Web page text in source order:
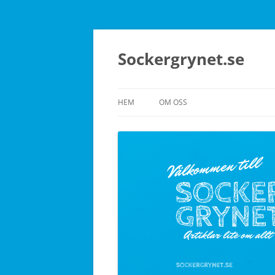
Sockergrynet.se
HEM OM OSS